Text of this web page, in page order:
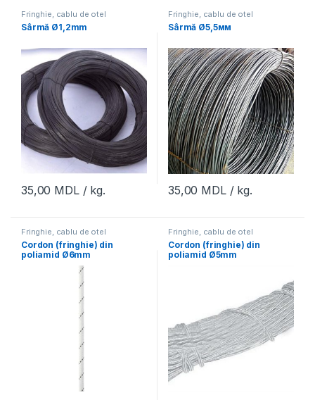
Fringhie, cablu de otel
Sârmă Ø1,2mm
35,00 MDL/ kg.
Fringhie, cablu de otel
Sârmă Ø5,5мм
35,00 MDL/ kg.
Fringhie, cablu de otel
Cordon (fringhie) din
poliamid Ø6mm
Fringhie, cablu de otel
Cordon (fringhie) din
poliamid Ø5mm